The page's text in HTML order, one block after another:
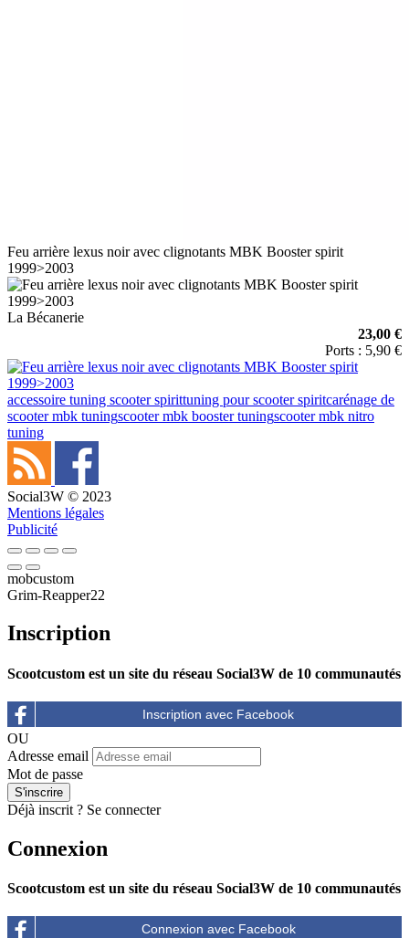
Feu arrière lexus noir avec clignotants MBK Booster spirit
1999>2003
La Bécanerie
23,00 €
Ports : 5,90 €
accessoire tuning scooter spirittuning pour scooter spiritcarénage de
scooter mbk tuningscooter mbk booster tuningscooter mbk nitro
tuning
Social3W © 2023
Mentions légales
Publicité
mobcustom
Grim-Reapper22
Inscription
Scootcustom est un site du réseau Social3W de 10 communautés
OU
Adresse email
Mot de passe
Déjà inscrit ? Se connecter
Connexion
Scootcustom est un site du réseau Social3W de 10 communautés